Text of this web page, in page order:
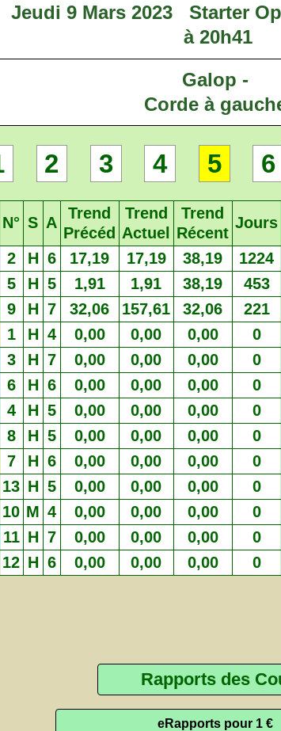
Jeudi 9 Mars 2023
Starter
à 20h41
Galop -
Corde à
2 3 4 5 6
N° S A
Trend
Précéd
Trend
Actuel
Trend
Récent
Jours
2 H 6 17,19 17,19 38,19 1224
5 H 5 1,91 1,91 38,19 453
9 H 7 32,06 157,61 32,06 221
1 H 4 0,00 0,00 0,00 0
3 H 7 0,00 0,00 0,00 0
6 H 6 0,00 0,00 0,00 0
4 H 5 0,00 0,00 0,00 0
8 H 5 0,00 0,00 0,00 0
7 H 6 0,00 0,00 0,00 0
13 H 5 0,00 0,00 0,00 0
10 M 4 0,00 0,00 0,00 0
11 H 7 0,00 0,00 0,00 0
12 H 6 0,00 0,00 0,00 0
Rapports des
eRapports pour 1 €